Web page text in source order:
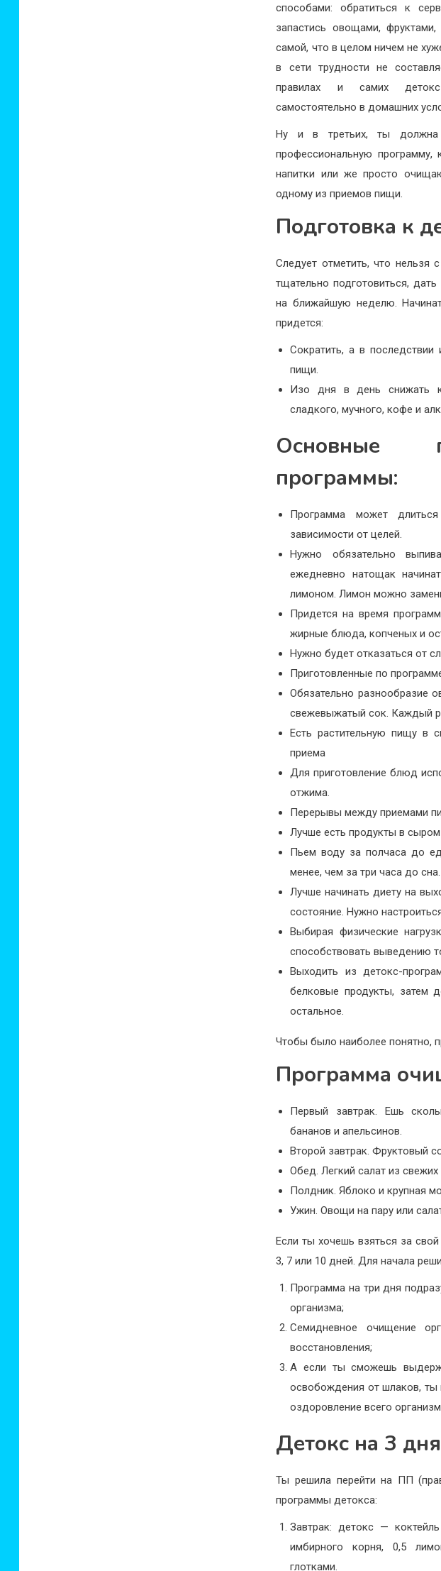
способами: обратиться к
запастись овощами,
самой, что в целом ничем не
в сети трудности не
правилах и самих
самостоятельно в домашних
Ну и в третьих, ты должна
профессиональную программу,
напитки или же просто
одному из приемов пищи.
Подготовка к
Следует отметить, что нельзя
тщательно подготовиться,
на ближайшую неделю.
придется:
Сократить, а в последствии
пищи.
Изо дня в день снижать
сладкого, мучного, кофе и
Основные
программы:
Программа может
зависимости от целей.
Нужно обязательно
ежедневно натощак
лимоном. Лимон можно
Придется на время
жирные блюда, копченых и
Нужно будет отказаться от
Приготовленные по
Обязательно разнообразие
свежевыжатый сок. Каждый
Есть растительную пищу в
приема
Для приготовление блюд
отжима.
Перерывы между приемами
Лучше есть продукты в сыром
Пьем воду за полчаса до
менее, чем за три часа до сна.
Лучше начинать диету на
состояние. Нужно
Выбирая физические
способствовать выведению
Выходить из детокс-
белковые продукты, затем
остальное.
Чтобы было наиболее понятно,
Программа
Первый завтрак. Ешь
бананов и апельсинов.
Второй завтрак. Фруктовый
Обед. Легкий салат из
Полдник. Яблоко и крупная
Ужин. Овощи на пару или
Если ты хочешь взяться за
3, 7 или 10 дней. Для начала
Программа на три дня
организма;
Семидневное очищение
восстановления;
А если ты сможешь
освобождения от шлаков,
оздоровление всего
Детокс на 3 дня
Ты решила перейти на ПП
программы детокса:
Завтрак: детокс —
имбирного корня, 0,5
глотками.